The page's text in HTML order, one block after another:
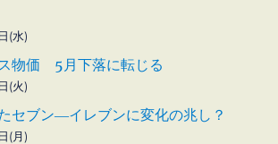
(水)
物価 5月下落に転じる
(火)
セブン―イレブンに変化の兆し？
(月)